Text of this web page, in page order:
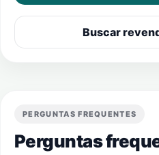
Buscar
PERGUNTAS FREQUENTES
Perguntas